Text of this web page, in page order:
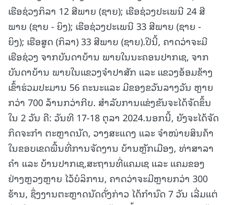
ເຮືອຊ່ວງກິລາ 12 ສີພາຍ (ຊາຍ); ເຮືອຊ່ວງປະເພນີ 24 ສີ
ພາຍ (ຊາຍ - ຍິງ); ເຮືອຊ່ວງປະເພນີ 33 ສີພາຍ (ຊາຍ -
ຍິງ); ເຮືອສູດ (ກິລາ) 33 ສີພາຍ (ຊາຍ).ປີນີ້, ຄາດວ່າຈະມີ
ເຮືອຊ່ວງ ຈາກບັນດາບ້ານ ພາຍໃນນະຄອນປາກເຊ, ຈາກ
ບັນດາບ້ານ ພາຍໃນແຂວງຈໍາປາສັກ ແລະ ແຂວງອ້ອມຂ້າງ
ເຂົ້າຮ່ວມປະມານ 56 ຄະນະແລະ ມີຂອງຂວັນລາງວັນ ຫຼາຍ
ກວ່າ 700 ລ້ານກວ່າກີບ. ສໍາລັບການແຂ່ງຂັນຈະໄດ້ຈັດຂຶ້ນ
ໃນ 2 ວັນ ຄື: ວັນທີ 17-18 ຕຸລາ 2024.ນອກນີ້, ຍັງຈະໄດ້ຈັດ
ກິດຈະກຳ ຕະຫຼາດນັດ, ວາງສະແດງ ແລະ ຈຳໜ່າຍສິນຄ້າ
ໃນຂອບເຂດພື້ນທີ່ການຈັດງານ ບ້ານຫຼັກເມືອງ, ທ່າສາລາ
ຄໍາ ແລະ ບ້ານປາກເຊ,ສະຖານທີ່ແຄມເຊ ແລະ ແຄມຂອງ
ຢ່າງຫຼວງຫຼາຍ ໄວ້ບໍລິການ, ຄາດວ່າຈະມີຫຼາຍກວ່າ 300
ຮ້ານ, ຊຶ່ງງານຕະຫຼາດນັດດັ່ງກ່າວ ໄດ້ກຳນົດ 7 ວັນ ເລີ່ມແຕ່